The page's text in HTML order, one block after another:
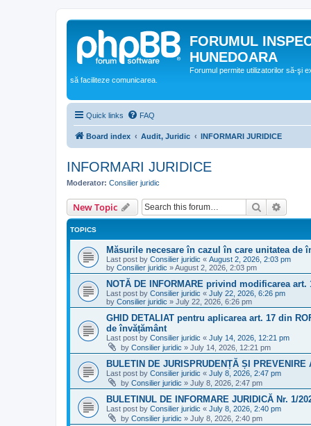
FORUMUL
HUNEDOARA
Forumul permite utilizatorilor să-şi
să faciliteze comunicarea.
Quick links FAQ
Board index Audit, Juridic INFORMARI JURIDICE
INFORMARI JURIDICE
Moderator: Consilier juridic
New Topic Search
TOPICS
Măsurile necesare în cazul în care unitatea de
Last post by Consilier juridic « August 2, 2026, 2:03 pm
by Consilier juridic »August 2, 2026, 2:03 pm
NOTĂ DE INFORMARE privind modificarea
Last post by Consilier juridic « July 22, 2026, 6:26 pm
by Consilier juridic » July 22, 2026, 6:26 pm
GHID DETALIAT pentru aplicarea art. 17 din
de învățământ
Last post by Consilier juridic « July 14, 2026, 12:21 pm
by Consilier juridic » July 14, 2026, 12:21 pm
BULETIN DE JURISPRUDENȚĂ ȘI
Last post by Consilier juridic « July 8, 2026, 2:47 pm
by Consilier juridic » July 8, 2026, 2:47 pm
BULETINUL DE INFORMARE JURIDICĂ Nr. 1/
Last post by Consilier juridic « July 8, 2026, 2:40 pm
by Consilier juridic » July 8, 2026, 2:40 pm